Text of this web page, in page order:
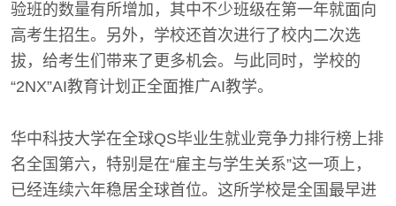
验班的数量有所增加，其中不少班级在第一年就面向
高考生招生。另外，学校还首次进行了校内二次选
拔，给考生们带来了更多机会。与此同时，学校的
“2NX”AI教育计划正全面推广AI教学。
华中科技大学在全球QS毕业生就业竞争力排行榜上排
名全国第六，特别是在“雇主与学生关系”这一项上，
已经连续六年稳居全球首位。这所学校是全国最早进